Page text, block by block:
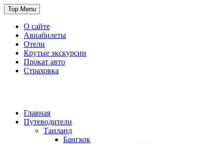
Skip
to
content
Top Menu
О сайте
Авиабилеты
Отели
Крутые экскурсии
Прокат авто
Страховка
Главная
Путеводители
Таиланд
Бангкок